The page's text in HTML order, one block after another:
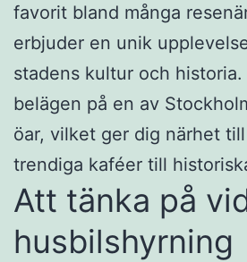
favorit bland många
erbjuder en unik
stadens kultur och
belägen på en av
öar, vilket ger dig närhet
trendiga kaféer till
Att tänka på
husbilshyrning